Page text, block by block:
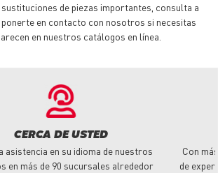
de piezas importantes, consulta a
ponerte en contacto con nosotros si necesitas
en nuestros catálogos en línea.
CERCA DE USTED
asistencia en su idioma de nuestros
en más de 90 sucursales alrededor
Con
de